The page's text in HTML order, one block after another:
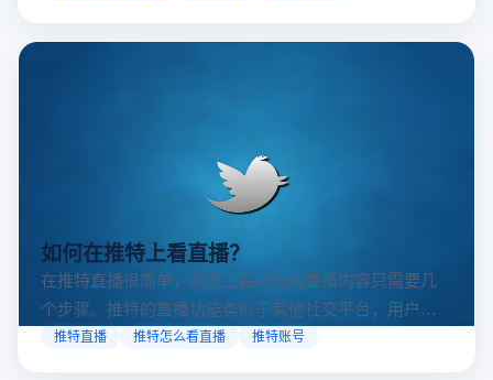
如何在推特上看直播？
在推特直播很简单，浏览正在进行的直播内容只需要几
个步骤。推特的直播功能类似于其他社交平台，用户可
以通过关注自己喜欢的账号、浏览话题标签或查看实时
推特直播 推特怎么看直播 推特账号